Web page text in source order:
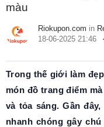
màu
Riokupon.com in
18-06-2025 21:46
Trong thế giới làm
món đồ trang điểm
và tỏa sáng. Gần
nhanh chóng gây